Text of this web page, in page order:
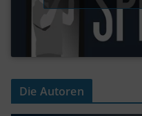
Die Autoren